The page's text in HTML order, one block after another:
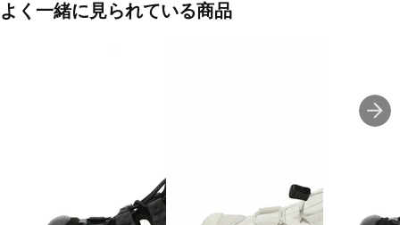
■底材(ソール)：ノンマーキングラバーアウトソール
よく一緒に見られている商品